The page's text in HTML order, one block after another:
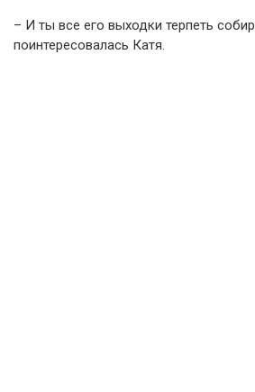
– И ты все его выходки терпеть
поинтересовалась Катя.